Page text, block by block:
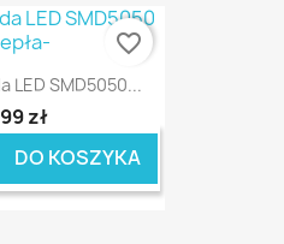
LED SMD5050...
zł
DO KOSZYKA
favorite_border